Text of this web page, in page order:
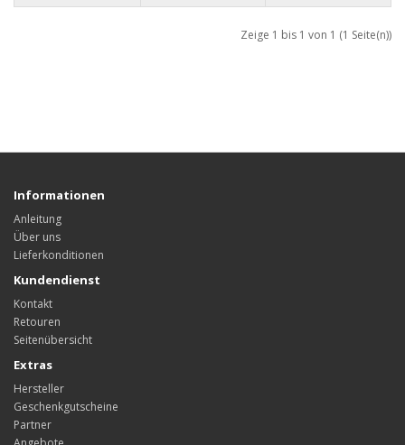
Zeige 1 bis 1 von 1 (1 Seite(n))
Informationen
Anleitung
Über uns
Lieferkonditionen
Kundendienst
Kontakt
Retouren
Seitenübersicht
Extras
Hersteller
Geschenkgutscheine
Partner